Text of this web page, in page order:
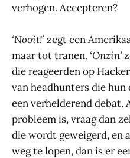
verhogen. Accepteren?
‘Nooit!’zegt een
maar tot tranen. ‘Onzin’
die reageerden op
van headhunters die
een verhelderend debat.
probleem is, vraag dan
die wordt geweigerd, en
weg te lopen, dan is er